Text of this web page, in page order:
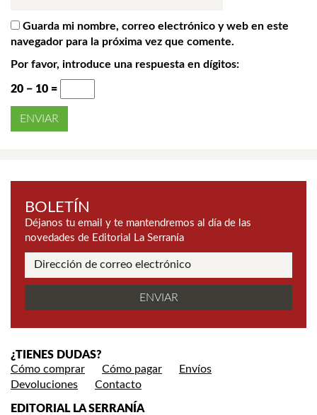
Guarda mi nombre, correo electrónico y web en este
navegador para la próxima vez que comente.
Por favor, introduce una respuesta en dígitos:
20 − 10 =
BOLETÍN
Déjanos tu email y te mantendremos al día de las
novedades de Editorial La Serranía
¿TIENES DUDAS?
Cómo comprar
Cómo pagar
Envíos
Devoluciones
Contacto
EDITORIAL LA SERRANÍA